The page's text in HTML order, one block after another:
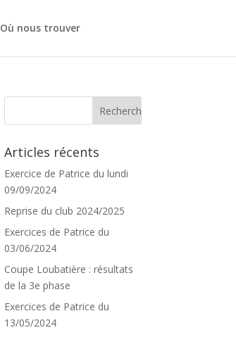
Où nous trouver
Articles récents
Exercice de Patrice du lundi
09/09/2024
Reprise du club 2024/2025
Exercices de Patrice du
03/06/2024
Coupe Loubatière : résultats
de la 3e phase
Exercices de Patrice du
13/05/2024